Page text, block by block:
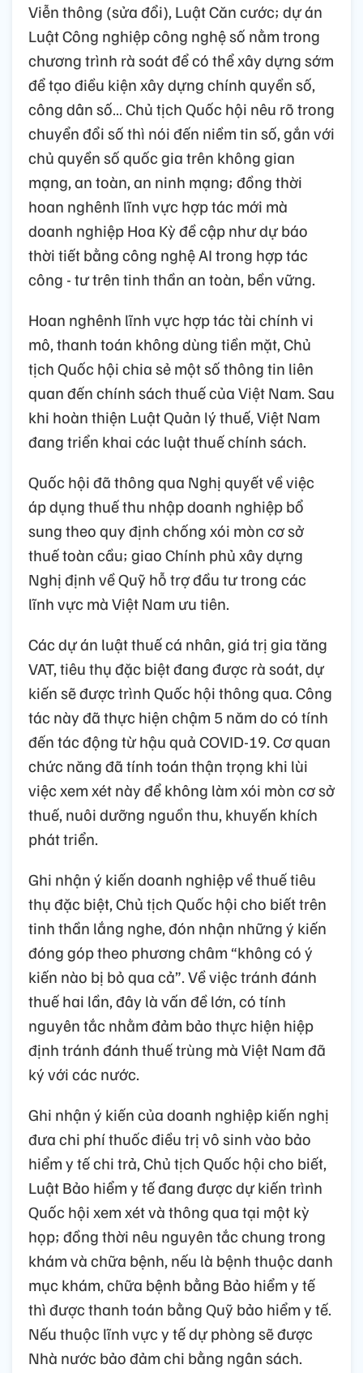
Viễn thông (sửa đổi), Luật Căn cước; dự án
Luật Công nghiệp công nghệ số nằm trong
chương trình rà soát để có thể xây dựng sớm
để tạo điều kiện xây dựng chính quyền số,
công dân số… Chủ tịch Quốc hội nêu rõ trong
chuyển đổi số thì nói đến niềm tin số, gắn với
chủ quyền số quốc gia trên không gian
mạng, an toàn, an ninh mạng; đồng thời
hoan nghênh lĩnh vực hợp tác mới mà
doanh nghiệp Hoa Kỳ đề cập như dự báo
thời tiết bằng công nghệ AI trong hợp tác
công - tư trên tinh thần an toàn, bền vững.
Hoan nghênh lĩnh vực hợp tác tài chính vi
mô, thanh toán không dùng tiền mặt, Chủ
tịch Quốc hội chia sẻ một số thông tin liên
quan đến chính sách thuế của Việt Nam. Sau
khi hoàn thiện Luật Quản lý thuế, Việt Nam
đang triển khai các luật thuế chính sách.
Quốc hội đã thông qua Nghị quyết về việc
áp dụng thuế thu nhập doanh nghiệp bổ
sung theo quy định chống xói mòn cơ sở
thuế toàn cầu; giao Chính phủ xây dựng
Nghị định về Quỹ hỗ trợ đầu tư trong các
lĩnh vực mà Việt Nam ưu tiên.
Các dự án luật thuế cá nhân, giá trị gia tăng
VAT, tiêu thụ đặc biệt đang được rà soát, dự
kiến sẽ được trình Quốc hội thông qua. Công
tác này đã thực hiện chậm 5 năm do có tính
đến tác động từ hậu quả COVID-19. Cơ quan
chức năng đã tính toán thận trọng khi lùi
việc xem xét này để không làm xói mòn cơ sở
thuế, nuôi dưỡng nguồn thu, khuyến khích
phát triển.
Ghi nhận ý kiến doanh nghiệp về thuế tiêu
thụ đặc biệt, Chủ tịch Quốc hội cho biết trên
tinh thần lắng nghe, đón nhận những ý kiến
đóng góp theo phương châm “không có ý
kiến nào bị bỏ qua cả”. Về việc tránh đánh
thuế hai lần, đây là vấn đề lớn, có tính
nguyên tắc nhằm đảm bảo thực hiện hiệp
định tránh đánh thuế trùng mà Việt Nam đã
ký với các nước.
Ghi nhận ý kiến của doanh nghiệp kiến nghị
đưa chi phí thuốc điều trị vô sinh vào bảo
hiểm y tế chi trả, Chủ tịch Quốc hội cho biết,
Luật Bảo hiểm y tế đang được dự kiến trình
Quốc hội xem xét và thông qua tại một kỳ
họp; đồng thời nêu nguyên tắc chung trong
khám và chữa bệnh, nếu là bệnh thuộc danh
mục khám, chữa bệnh bằng Bảo hiểm y tế
thì được thanh toán bằng Quỹ bảo hiểm y tế.
Nếu thuộc lĩnh vực y tế dự phòng sẽ được
Nhà nước bảo đảm chi bằng ngân sách.